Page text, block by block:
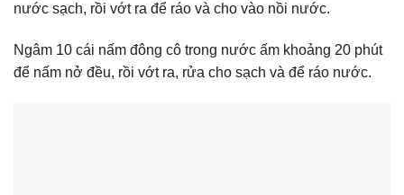
nước sạch, rồi vớt ra để ráo và cho vào nồi nước.
Ngâm 10 cái nấm đông cô trong nước ấm khoảng 20 phút
để nấm nở đều, rồi vớt ra, rửa cho sạch và để ráo nước.